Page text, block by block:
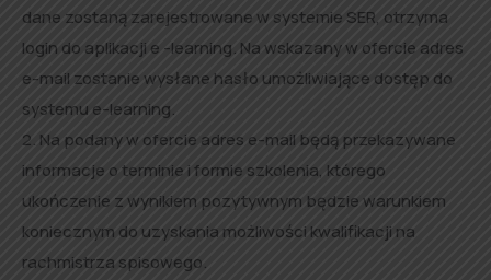
dane zostaną zarejestrowane w systemie SER, otrzyma
login do aplikacji e -learning. Na wskazany w ofercie adres
e-mail zostanie wysłane hasło umożliwiające dostęp do
systemu e-learning.
2. Na podany w ofercie adres e-mail będą przekazywane
informacje o terminie i formie szkolenia, którego
ukończenie z wynikiem pozytywnym będzie warunkiem
koniecznym do uzyskania możliwości kwalifikacji na
rachmistrza spisowego.